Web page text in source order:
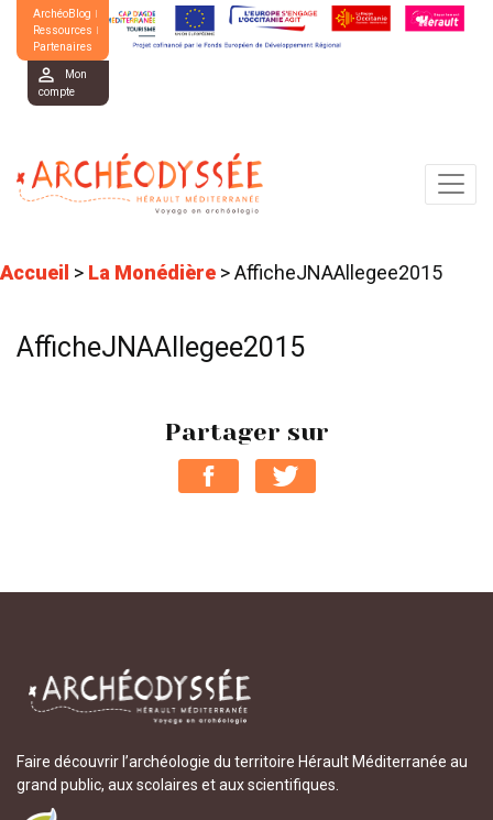
ArchéoBlog
Ressources
Partenaires
Mon
compte
Accueil > La Monédière >AfficheJNAAllegee2015
AfficheJNAAllegee2015
Partager sur
Faire découvrir l’archéologie du territoire Hérault Méditerranée au
grand public, aux scolaires et aux scientifiques.